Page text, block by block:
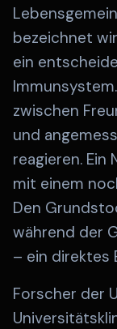
bezeichnet
ein
zwischen
und
reagieren.
mit einem
Den
während der
– ein direktes
Forscher der